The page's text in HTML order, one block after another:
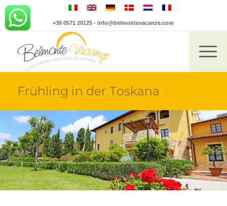
+39 0571 20125 -info@belmontevacanze.com
Frühling in der Toskana